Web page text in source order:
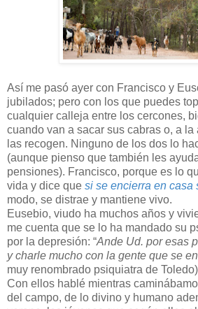
Así me pasó ayer con Francisco y
jubilados; pero con los que puedes
cualquier calleja entre los cercones,
cuando van a sacar sus cabras o, a
las recogen. Ninguno de los dos lo
(aunque pienso que también les
pensiones). Francisco, porque es lo
vida y dice que si se encierra en casa
modo, se distrae y mantiene vivo.
Eusebio, viudo ha muchos años y
me cuenta que se lo ha mandado su
por la depresión: “Ande Ud. por esas
y charle mucho con la gente que se
muy renombrado psiquiatra de
Con ellos hablé mientras
del campo, de lo divino y humano